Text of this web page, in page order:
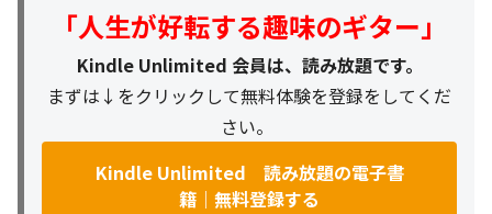
「人生が好転する趣味のギター」
Kindle Unlimited 会員は、読み放題です。
まずは↓をクリックして無料体験を登録をしてくだ
さい。
Kindle Unlimited 読み放題の電子書
籍｜無料登録する